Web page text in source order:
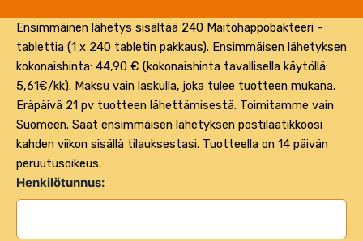
Ensimmäinen lähetys sisältää 240 Maitohappobakteeri -
tablettia (1 x 240 tabletin pakkaus). Ensimmäisen lähetyksen
kokonaishinta: 44,90 € (kokonaishinta tavallisella käytöllä:
5,61€/kk). Maksu vain laskulla, joka tulee tuotteen mukana.
Eräpäivä 21 pv tuotteen lähettämisestä. Toimitamme vain
Suomeen. Saat ensimmäisen lähetyksen postilaatikkoosi
kahden viikon sisällä tilauksestasi. Tuotteella on 14 päivän
peruutusoikeus.
Henkilötunnus: